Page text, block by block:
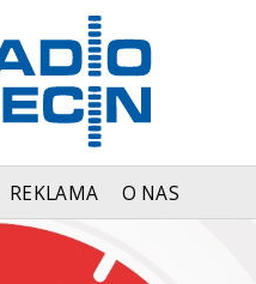
REKLAMA O NAS